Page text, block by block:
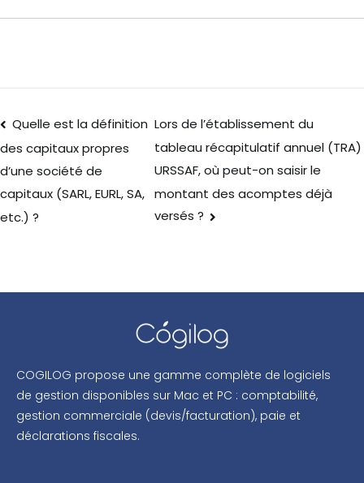
Quelle est la définition
des capitaux propres
d’une société de
capitaux (SARL, EURL, SA,
etc.) ?
Lors de l’établissement du
tableau récapitulatif annuel (TRA)
URSSAF, où peut-on saisir le
montant des acomptes déjà
versés ?
COGILOG propose une gamme complète de logiciels
de gestion disponibles sur Mac et PC : comptabilité,
gestion commerciale (devis/facturation), paie et
déclarations fiscales.